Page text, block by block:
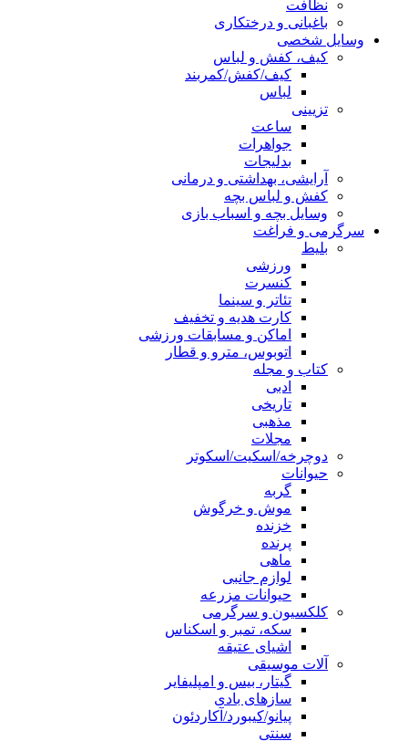
نظافت
باغبانی و درختکاری
وسایل شخصی
کیف، کفش و لباس
کیف/کفش/کمربند
لباس
تزیینی
ساعت
جواهرات
بدلیجات
آرایشی، بهداشتی و درمانی
کفش و لباس بچه
وسایل بچه و اسباب بازی
سرگرمی و فراغت
بلیط
ورزشی
کنسرت
تئاتر و سینما
کارت هدیه و تخفیف
اماکن و مسابقات ورزشی
اتوبوس، مترو و قطار
کتاب و مجله
ادبی
تاریخی
مذهبی
مجلات
دوچرخه/اسکیت/اسکوتر
حیوانات
گربه
موش و خرگوش
خزنده
پرنده
ماهی
لوازم جانبی
حیوانات مزرعه
کلکسیون و سرگرمی
سکه، تمبر و اسکناس
اشیای عتیقه
آلات موسیقی
گیتار، بیس و امپلیفایر
سازهای بادی
پیانو/کیبورد/آکاردئون
سنتی